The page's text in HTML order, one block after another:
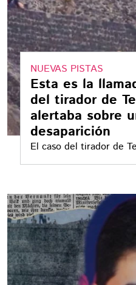
NUEVAS PISTAS
Esta es la
del tirador de
alertaba sobre
desaparición
El caso del tirador de
nuevo elemento tras